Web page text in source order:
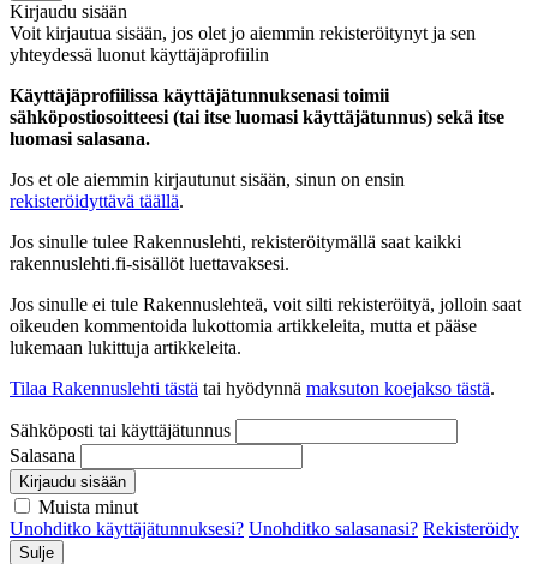
Kirjaudu sisään
Voit kirjautua sisään, jos olet jo aiemmin rekisteröitynyt ja sen
yhteydessä luonut käyttäjäprofiilin
Käyttäjäprofiilissa käyttäjätunnuksenasi toimii
sähköpostiosoitteesi (tai itse luomasi käyttäjätunnus) sekä itse
luomasi salasana.
Jos et ole aiemmin kirjautunut sisään, sinun on ensin
rekisteröidyttävä täällä.
Jos sinulle tulee Rakennuslehti, rekisteröitymällä saat kaikki
rakennuslehti.fi-sisällöt luettavaksesi.
Jos sinulle ei tule Rakennuslehteä, voit silti rekisteröityä, jolloin saat
oikeuden kommentoida lukottomia artikkeleita, mutta et pääse
lukemaan lukittuja artikkeleita.
Tilaa Rakennuslehti tästä tai hyödynnä maksuton koejakso tästä.
Sähköposti tai käyttäjätunnus
Salasana
Kirjaudu sisään
Muista minut
Unohditko käyttäjätunnuksesi? Unohditko salasanasi? Rekisteröidy
Sulje